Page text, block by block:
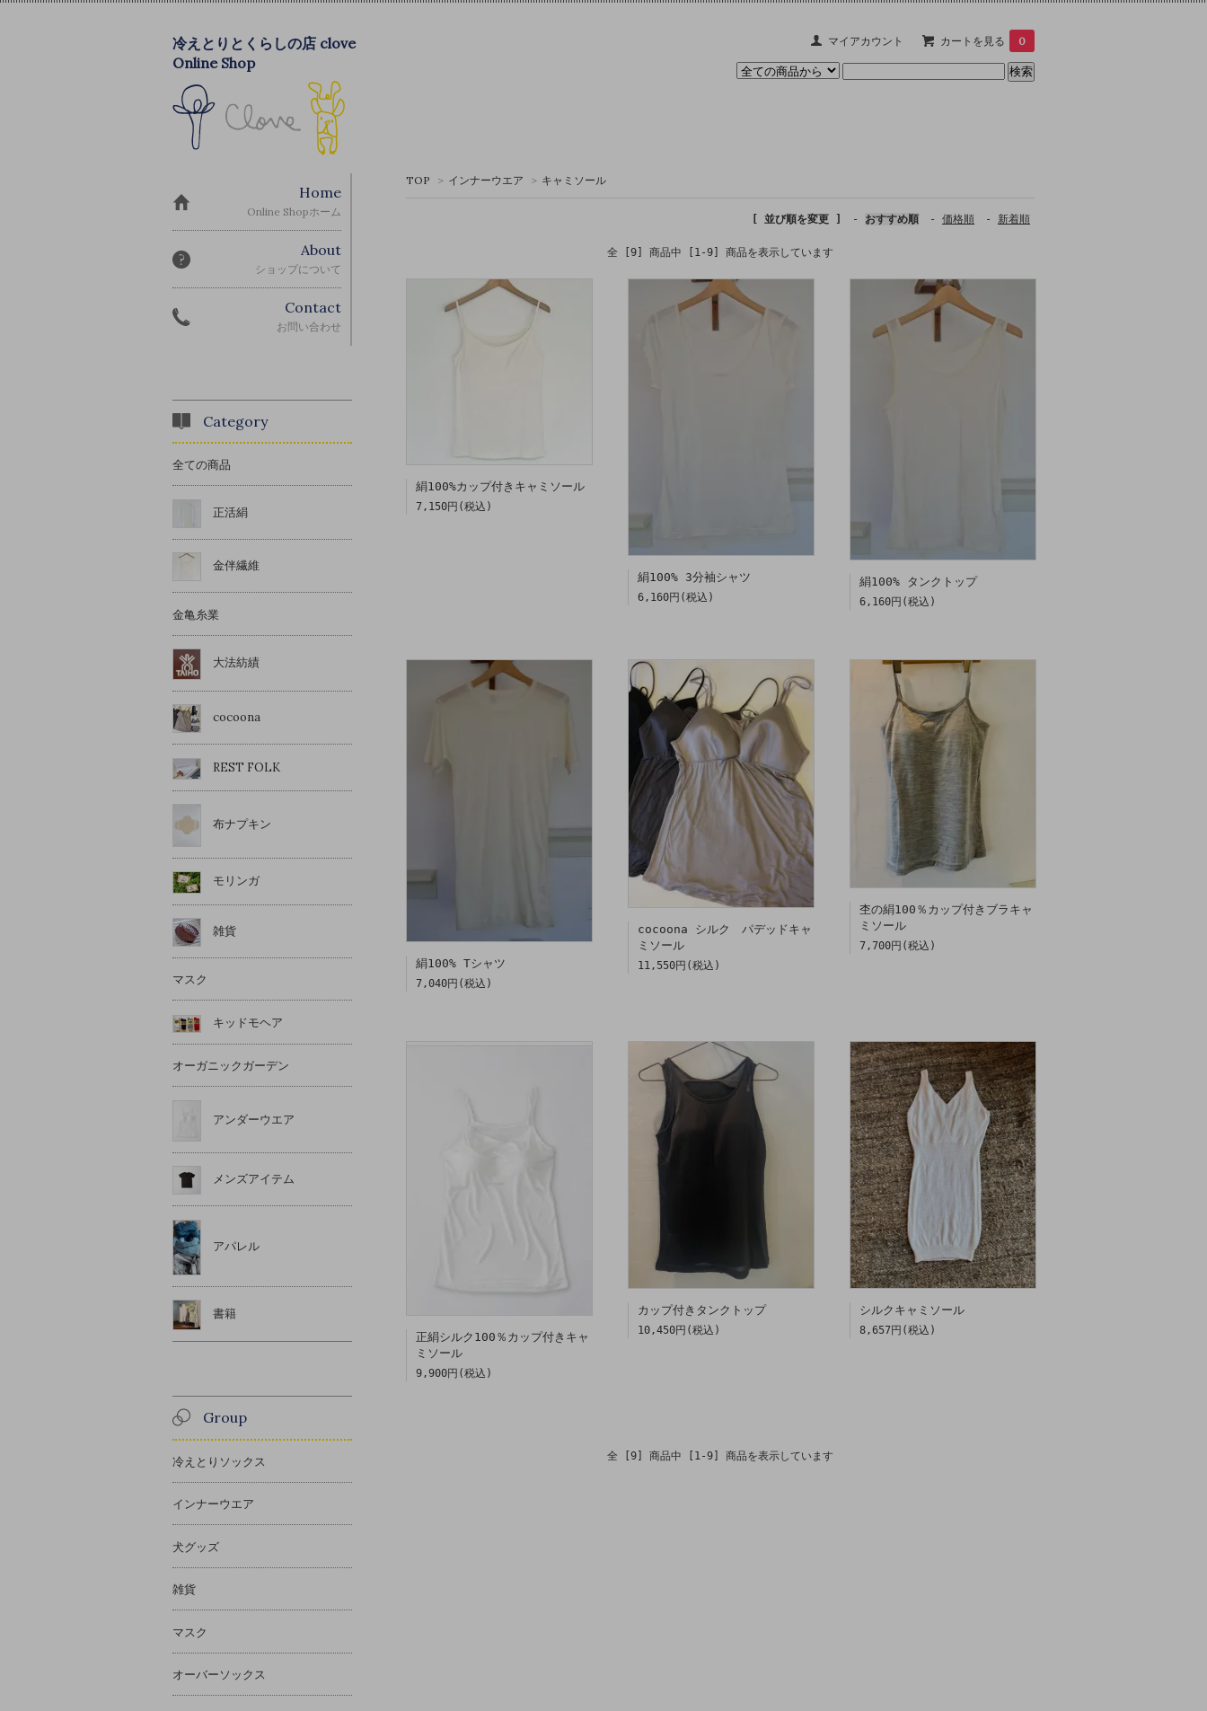
マイアカウント カートを見る 0
冷えとりとくらしの店 clove
Online Shop
TOP > インナーウエア > キャミソール
[ 並び順を変更 ] - おすすめ順 - 価格順 - 新着順
全 [9] 商品中 [1-9] 商品を表示しています
絹100%カップ付きキャミソール
7,150円(税込)
絹100% 3分袖シャツ
6,160円(税込)
絹100% タンクトップ
6,160円(税込)
絹100% Tシャツ
7,040円(税込)
cocoona シルク パデッドキャ
ミソール
11,550円(税込)
杢の絹100％カップ付きブラキャ
ミソール
7,700円(税込)
正絹シルク100％カップ付きキャ
ミソール
9,900円(税込)
カップ付きタンクトップ
10,450円(税込)
シルクキャミソール
8,657円(税込)
全 [9] 商品中 [1-9] 商品を表示しています
Home
Online Shopホーム
About
ショップについて
Contact
お問い合わせ
Category
全ての商品
正活絹
金伴繊維
金亀糸業
大法紡績
cocoona
REST FOLK
布ナプキン
モリンガ
雑貨
マスク
キッドモヘア
オーガニックガーデン
アンダーウエア
メンズアイテム
アパレル
書籍
Group
冷えとりソックス
インナーウエア
犬グッズ
雑貨
マスク
オーバーソックス